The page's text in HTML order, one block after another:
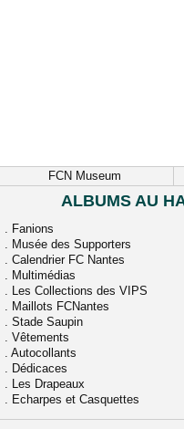
FCN Museum
ALBUMS AU
. Fanions
. Musée des Supporters
. Calendrier FC Nantes
. Multimédias
. Les Collections des VIPS
. Maillots FCNantes
. Stade Saupin
. Vêtements
. Autocollants
. Dédicaces
. Les Drapeaux
. Echarpes et Casquettes